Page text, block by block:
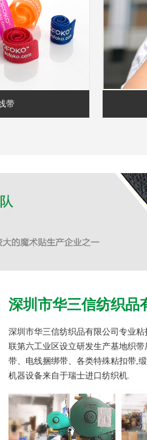
带
深圳市华三信纺织品
深圳市华三信纺织品有限公司专业
联第六工业区设立研发生产基地织
带、电线捆绑带、各类特殊粘扣带,
机器设备来自于瑞士进口纺织机.